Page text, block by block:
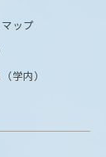
ップ
学内）